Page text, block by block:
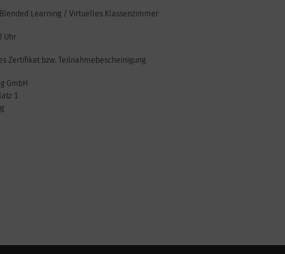
Learning / Virtuelles Klassenzimmer
Uhr
Zertifikat bzw. Teilnahmebescheinigung
GmbH
1